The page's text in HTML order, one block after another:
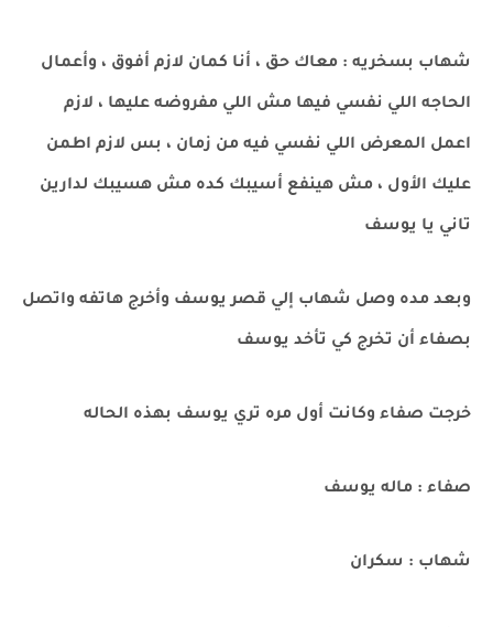
شهاب بسخريه : معاك حق ، أنا كمان لازم أفوق ، وأعمال
الحاجه اللي نفسي فيها مش اللي مفروضه عليها ، لازم
اعمل المعرض اللي نفسي فيه من زمان ، بس لازم اطمن
عليك الأول ، مش هينفع أسيبك كده مش هسيبك لدارين
تاني يا يوسف
وبعد مده وصل شهاب إلي قصر يوسف وأخرج هاتفه واتصل
بصفاء أن تخرج كي تأخد يوسف
خرجت صفاء وكانت أول مره تري يوسف بهذه الحاله
صفاء : ماله يوسف
شهاب : سكران